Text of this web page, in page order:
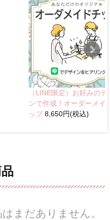
（LINE限定）お好みのデ
ンで作成！オーダーメイ
ップ8,650円(税込)
まだありません。